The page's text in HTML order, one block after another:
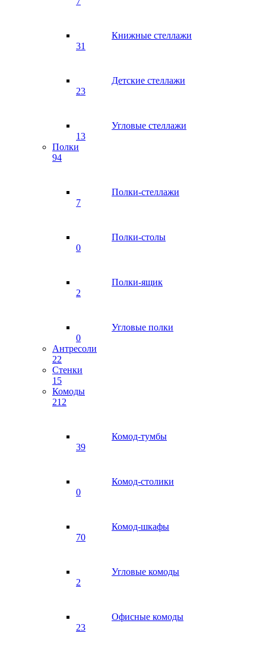
Книжные стеллажи
31
Детские стеллажи
23
Угловые стеллажи
13
Полки
94
Полки-стеллажи
7
Полки-столы
0
Полки-ящик
2
Угловые полки
0
Антресоли
22
Стенки
15
Комоды
212
Комод-тумбы
39
Комод-столики
0
Комод-шкафы
70
Угловые комоды
2
Офисные комоды
23